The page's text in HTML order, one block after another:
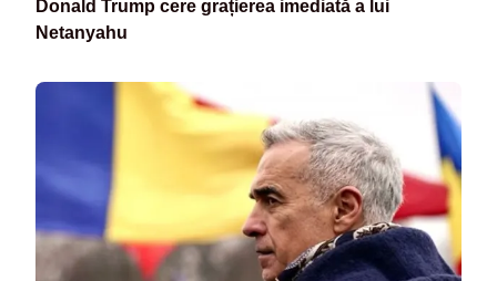
Donald Trump cere grațierea imediată a lui
Netanyahu